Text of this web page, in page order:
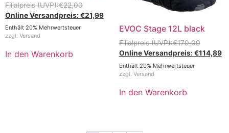
€22,00
€21,99
Enthält 20% Mehrwertsteuer
zzgl. Versand
In den Warenkorb
EVOC Stage 12L black
€170,00
€114,89
Enthält 20% Mehrwertsteuer
zzgl. Versand
In den Warenkorb